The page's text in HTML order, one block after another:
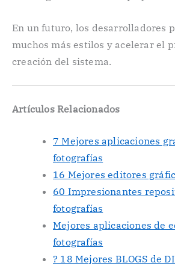
En un futuro, los desarrolladores
muchos más estilos y acelerar el
creación del sistema.
Artículos Relacionados
7 Mejores aplicaciones
fotografías
16 Mejores editores
60 Impresionantes
fotografías
Mejores aplicaciones de
fotografías
? 18 Mejores BLOGS de